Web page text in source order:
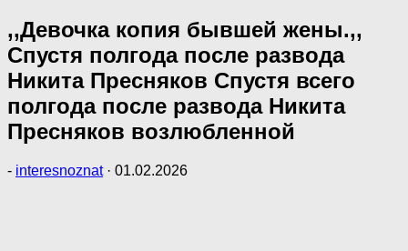
,,Девочка копия бывшей жены.,,
Спустя полгода после развода
Никита Пресняков Спустя всего
полгода после развода Никита
Пресняков возлюбленной
- interesnoznat · 01.02.2026